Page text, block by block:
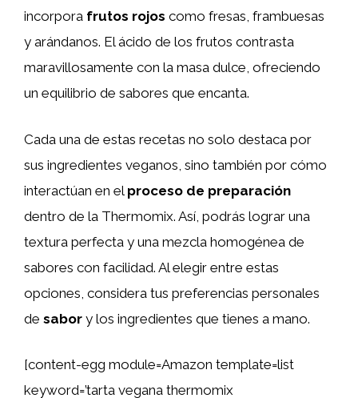
incorpora frutos rojos como fresas, frambuesas
y arándanos. El ácido de los frutos contrasta
maravillosamente con la masa dulce, ofreciendo
un equilibrio de sabores que encanta.
Cada una de estas recetas no solo destaca por
sus ingredientes veganos, sino también por cómo
interactúan en el proceso de preparación
dentro de la Thermomix. Así, podrás lograr una
textura perfecta y una mezcla homogénea de
sabores con facilidad. Al elegir entre estas
opciones, considera tus preferencias personales
de sabor y los ingredientes que tienes a mano.
[content-egg module=Amazon template=list
keyword=’tarta vegana thermomix